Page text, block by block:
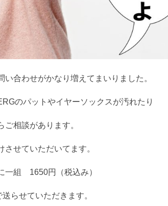
合わせがかなり増えてまいりました。
のパットやイヤーソックスが汚れたり
相談があります。
せていただいてます。
一組 1650円（税込み）
らせていただきます。